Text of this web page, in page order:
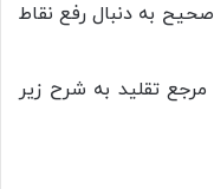
به دنبال رفع نقاط
تقلید به شرح زیر